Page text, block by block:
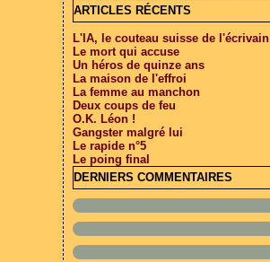
ARTICLES RÉCENTS
L'IA, le couteau suisse de l'écrivain
Le mort qui accuse
Un héros de quinze ans
La maison de l'effroi
La femme au manchon
Deux coups de feu
O.K. Léon !
Gangster malgré lui
Le rapide n°5
Le poing final
DERNIERS COMMENTAIRES